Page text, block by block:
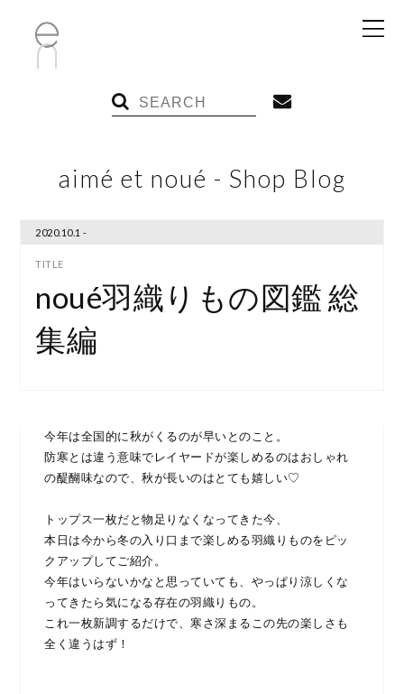
aimé et noué - Shop Blog
2020.10.1 -
noué羽織りもの図鑑 総
集編
今年は全国的に秋がくるのが早いとのこと。
防寒とは違う意味でレイヤードが楽しめるのはおしゃれ
の醍醐味なので、秋が長いのはとても嬉しい♡
トップス一枚だと物足りなくなってきた今、
本日は今から冬の入り口まで楽しめる羽織りものをピッ
クアップしてご紹介。
今年はいらないかなと思っていても、やっぱり涼しくな
ってきたら気になる存在の羽織りもの。
これ一枚新調するだけで、寒さ深まるこの先の楽しさも
全く違うはず！